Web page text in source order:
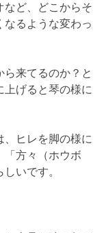
など、どこからそ
なるような変わっ
来てるのか？と
上げると琴の様に
、ヒレを脚の様に
「方々（ホウボ
いです。